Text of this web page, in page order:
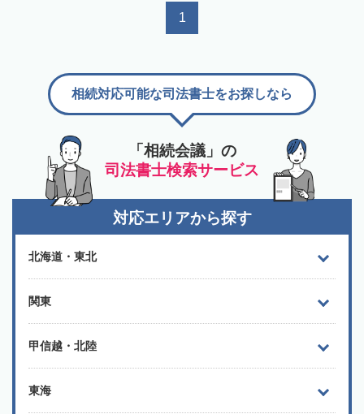
1
「相続会議」の
司法書士検索サービス
相続対応可能な司法書士をお探しなら
対応エリアから探す
北海道・東北
関東
甲信越・北陸
東海